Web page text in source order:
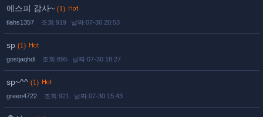
에스피 감사~ (1)
tlahs1357 조회:919 날짜:07-30 20:53
sp (1)
gostjaqhdl 조회:895 날짜:07-30 18:27
sp~^^ (1)
green4722 조회:921 날짜:07-30 15:43